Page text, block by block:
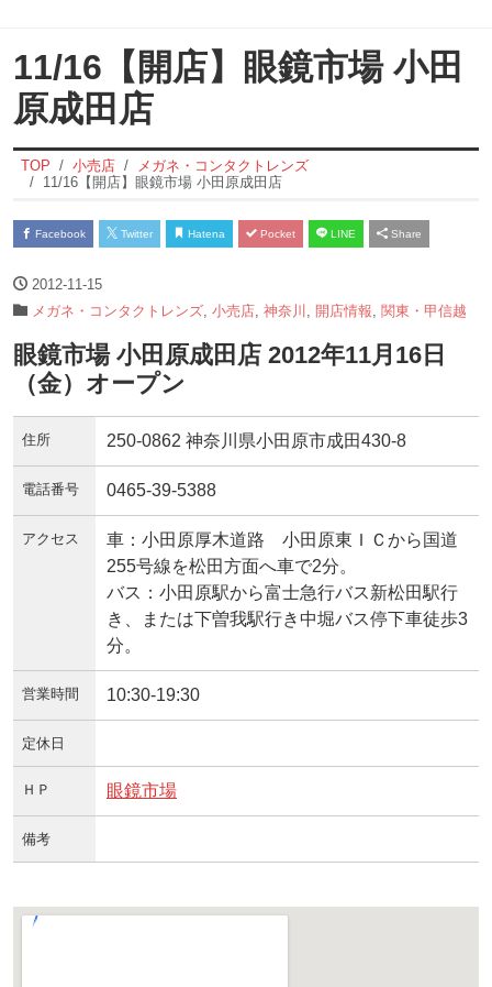
11/16【開店】眼鏡市場 小田
原成田店
TOP 小売店
メガネ・コンタクトレンズ
11/16【開店】眼鏡市場 小田原成田店
Facebook Twitter Hatena Pocket LINE Share
2012-11-15
メガネ・コンタクトレンズ 小売店 神奈川 開店情報 関東・甲信越
眼鏡市場 小田原成田店 2012年11月16日
（金）オープン
住所 250-0862 神奈川県小田原市成田430-8
電話番号 0465-39-5388
アクセス
車：小田原厚木道路 小田原東ＩＣから国道
255号線を松田方面へ車で2分。
バス：小田原駅から富士急行バス新松田駅行
き、または下曽我駅行き中堀バス停下車徒歩3
分。
営業時間 10:30-19:30
定休日
ＨＰ 眼鏡市場
備考